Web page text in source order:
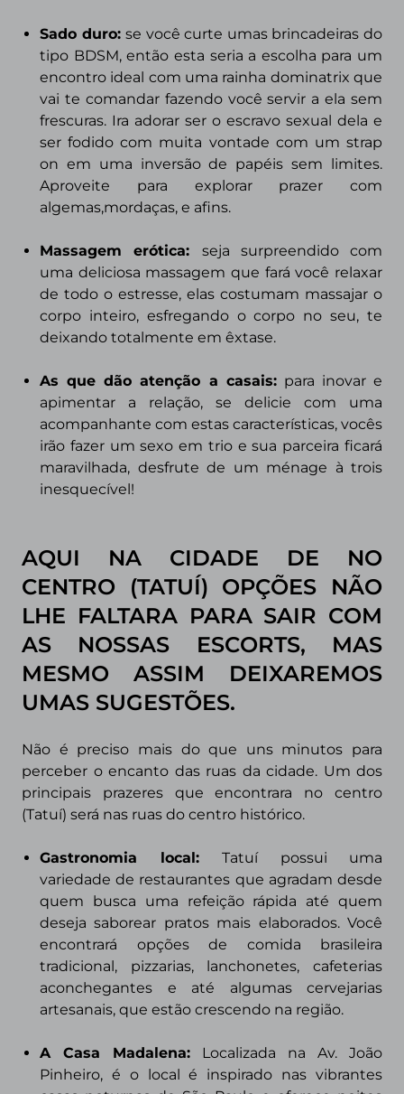
Sado duro:se você curte umas brincadeiras do
tipo BDSM, então esta seria a escolha para um
encontro ideal com uma rainha dominatrix que
vai te comandar fazendo você servir a ela sem
frescuras. Ira adorar ser o escravo sexual dela e
ser fodido com muita vontade com um strap
on em uma inversão de papéis sem limites.
Aproveite para explorar prazer com
algemas,mordaças, e afins.
Massagem erótica: seja surpreendido com
uma deliciosa massagem que fará você relaxar
de todo o estresse, elas costumam massajar o
corpo inteiro, esfregando o corpo no seu, te
deixando totalmente em êxtase.
As que dão atenção a casais:para inovar e
apimentar a relação, se delicie com uma
acompanhante com estas características, vocês
irão fazer um sexo em trio e sua parceira ficará
maravilhada, desfrute de um ménage à trois
inesquecível!
AQUI NA CIDADE DE NO
CENTRO (TATUÍ) OPÇÕES NÃO
LHE FALTARA PARA SAIR COM
AS NOSSAS ESCORTS, MAS
MESMO ASSIM DEIXAREMOS
UMAS SUGESTÕES.
Não é preciso mais do que uns minutos para
perceber o encanto das ruas da cidade. Um dos
principais prazeres que encontrara no centro
(Tatuí) será nas ruas do centro histórico.
Gastronomia local: Tatuí possui uma
variedade de restaurantes que agradam desde
quem busca uma refeição rápida até quem
deseja saborear pratos mais elaborados. Você
encontrará opções de comida brasileira
tradicional, pizzarias, lanchonetes, cafeterias
aconchegantes e até algumas cervejarias
artesanais, que estão crescendo na região.
A Casa Madalena: Localizada na Av. João
Pinheiro, é o local é inspirado nas vibrantes